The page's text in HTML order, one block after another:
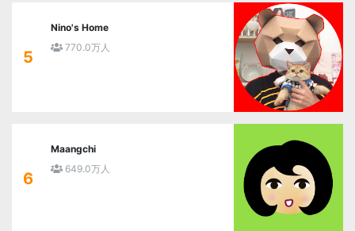
5
Nino's Home
770.0万人
6
Maangchi
649.0万人